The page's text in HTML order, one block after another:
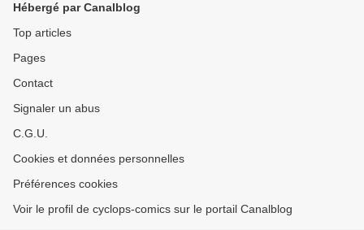
Hébergé par Canalblog
Top articles
Pages
Contact
Signaler un abus
C.G.U.
Cookies et données personnelles
Préférences cookies
Voir le profil de cyclops-comics sur le portail Canalblog